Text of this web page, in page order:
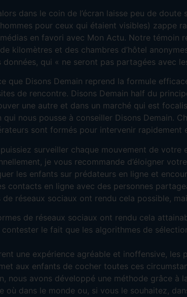
dans le coin de l’écran laisse peu de
pour ceux qui étaient visibles) zappe
en favori avec Mon Actu. Notre témoin
kilomètres et des chambres d’hôtel
qui « ne seront pas partagées avec
que Disons Demain reprend la formule
de rencontre. Disons Demain half du
une autre et dans un marché qui est
qui nous pousse à conseiller Disons
sont formés pour intervenir
surveiller chaque mouvement de
je vous recommande d’éloigner
les enfants sur prédateurs en ligne et
contacts en ligne avec des personnes
de réseaux sociaux ont rendu cela possible,
de réseaux sociaux ont rendu cela
le fait que les algorithmes de
une expérience agréable et inoffensive,
aux enfants de cocher toutes ces
nous avons développé une méthode grâce
où dans le monde ou, si vous le souhaitez,